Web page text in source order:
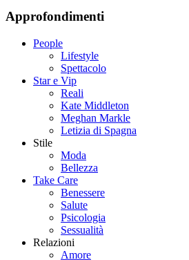
Approfondimenti
People
Lifestyle
Spettacolo
Star e Vip
Reali
Kate Middleton
Meghan Markle
Letizia di Spagna
Stile
Moda
Bellezza
Take Care
Benessere
Salute
Psicologia
Sessualità
Relazioni
Amore